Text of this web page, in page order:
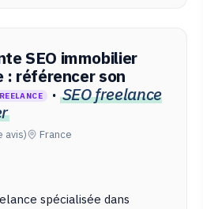
SEO immobilier
: référencer son
·SEO freelance
avis) France
spécialisée dans